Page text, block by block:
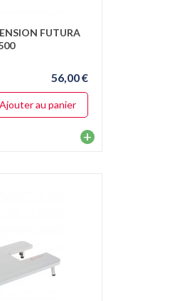
FUTURA
56,00 €
Ajouter au panier
+